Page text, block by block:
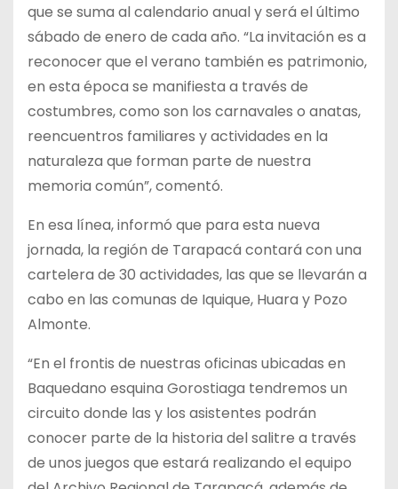
que se suma al calendario anual y será el último
sábado de enero de cada año. “La invitación es a
reconocer que el verano también es patrimonio,
en esta época se manifiesta a través de
costumbres, como son los carnavales o anatas,
reencuentros familiares y actividades en la
naturaleza que forman parte de nuestra
memoria común”, comentó.
En esa línea, informó que para esta nueva
jornada, la región de Tarapacá contará con una
cartelera de 30 actividades, las que se llevarán a
cabo en las comunas de Iquique, Huara y Pozo
Almonte.
“En el frontis de nuestras oficinas ubicadas en
Baquedano esquina Gorostiaga tendremos un
circuito donde las y los asistentes podrán
conocer parte de la historia del salitre a través
de unos juegos que estará realizando el equipo